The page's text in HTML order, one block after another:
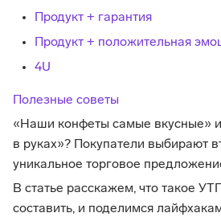
Продукт + гарантия
Продукт + положительная
4U
Полезные советы
«Наши конфеты самые вкусные»
в руках»? Покупатели выбирают
уникальное торговое
В статье расскажем, что такое
составить, и поделимся